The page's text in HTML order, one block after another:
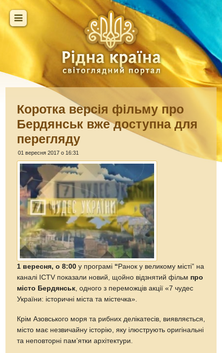
Коротка версія фільму про
Бердянськ вже доступна для
перегляду
01 вересня 2017 о 16:31
1 вересня, о 8:00 у програмі “ Ранок у великому місті” на
каналі ICTV показали новий, щойно відзнятий фільм про
місто Бердянськ , одного з переможців акції «7 чудес
України: історичні міста та містечка».
Крім Азовського моря та рибних делікатесів, виявляється,
місто має незвичайну історію, яку ілюструють оригінальні
та неповторні пам’ятки архітектури.